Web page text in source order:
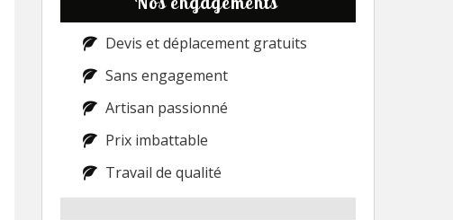
Devis et déplacement gratuits
Sans engagement
Artisan passionné
Prix imbattable
Travail de qualité